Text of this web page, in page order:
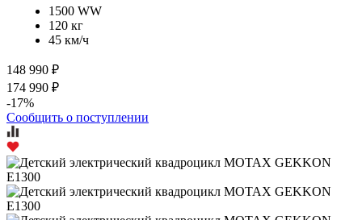
1500 WW
120 кг
45 км/ч
148 990 ₽
174 990 ₽
-17%
Сообщить о поступлении